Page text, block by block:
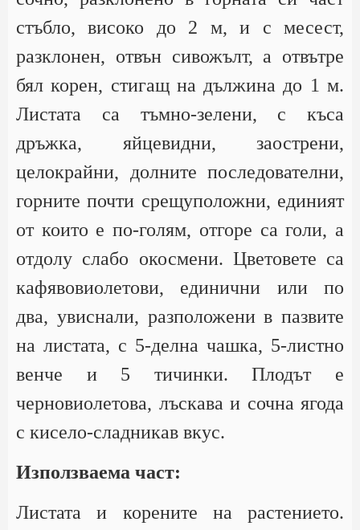
стъбло, високо до 2 м, и с месест,
разклонен, отвън сивожълт, а отвътре
бял корен, стигащ на дължина до 1 м.
Листата са тъмно-зелени, с къса
дръжка, яйцевидни, заострени,
целокрайни, долните последователни,
горните почти срещуположни, единият
от които е по-голям, отгоре са голи, а
отдолу слабо окосмени. Цветовете са
кафявовиолетови, единични или по
два, увиснали, разположени в пазвите
на листата, с 5-делна чашка, 5-листно
венче и 5 тичинки. Плодът е
черновиолетова, лъскава и сочна ягода
с кисело-сладникав вкус.
Използваема част:
Листата и корените на растението.